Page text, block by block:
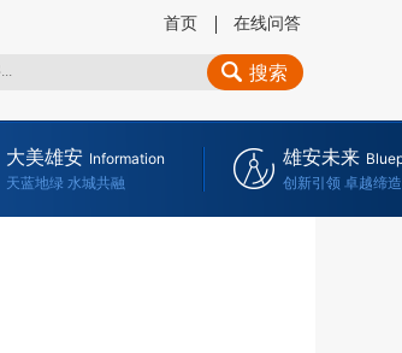
首页 在线问答
搜索
大美雄安 Information
天蓝地绿 水城共融
雄安未来
创新引领 卓越缔造